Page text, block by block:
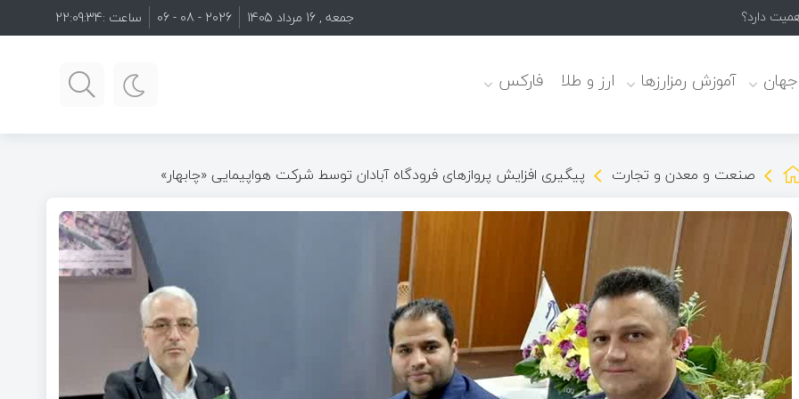
دارد؟ جمعه , 16 مرداد 1405 2026 - 08 - 06 ساعت :22:09:36
جهان آموزش رمزارزها ارز و طلا فارکس
صنعت و معدن و تجارت پیگیری افزایش پروازهای فرودگاه آبادان توسط شرکت هواپیمایی «چابهار»